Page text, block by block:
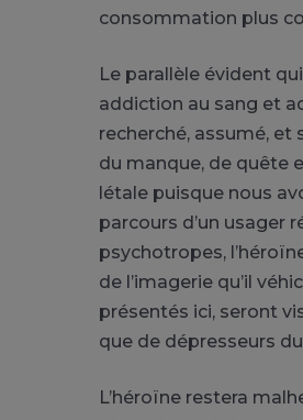
consommation plus
Le parallèle évident
addiction au sang et
recherché, assumé, et
du manque, de quête
létale puisque nous
parcours d’un usager
psychotropes,
de l’imagerie qu’il
présentés ici, seront
que de dépresseurs
L’héroïne restera